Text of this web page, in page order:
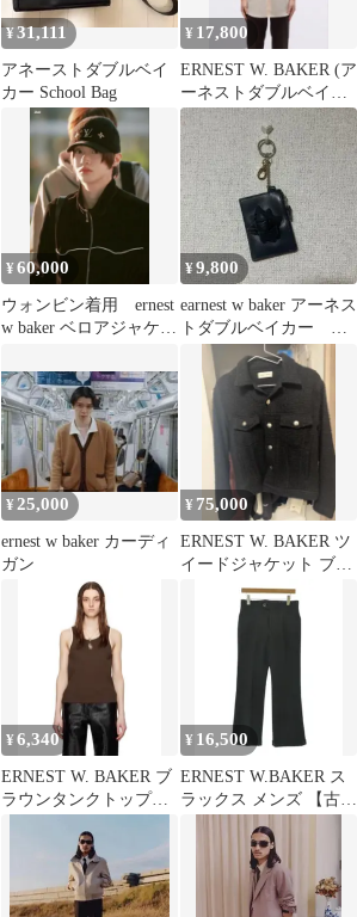
¥31,111
アネーストダブルベイ
カー School Bag
¥ 17,800
ERNEST W. BAKER (ア
ーネストダブルベイカ
ー) ノースリーブシャ
ツ
¥60,000
ウォンビン着用 ernest
w baker ベロアジャケッ
¥9,800
earnest w baker アーネス
トダブルベイカー コ
インケース
¥ 25,000
ernest w baker カーディ
ガン
¥ 75,000
ERNEST W. BAKER ツ
イードジャケット ブラ
¥6,340
ERNEST W. BAKER ブ
ラウンタンクトップ
¥ 16,500
ERNEST W.BAKER ス
ラックス メンズ 【古